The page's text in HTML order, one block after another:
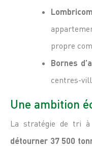
propre
Bornes
centres-
Une ambition
La stratégie de tri à
détourner 37 500